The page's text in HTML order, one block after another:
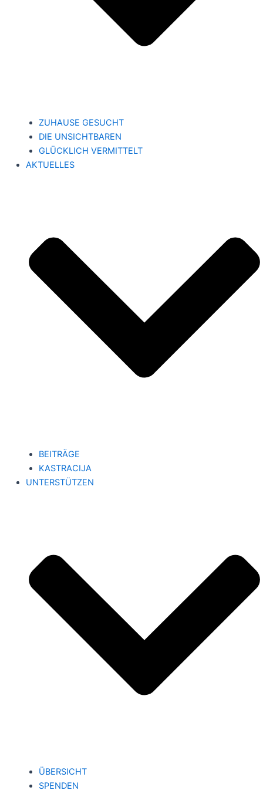
ZUHAUSE GESUCHT
DIE UNSICHTBAREN
GLÜCKLICH VERMITTELT
AKTUELLES
BEITRÄGE
KASTRACIJA
UNTERSTÜTZEN
ÜBERSICHT
SPENDEN